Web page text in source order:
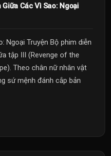
Các Vì Sao: Ngoại
Ngoại Truyện Bộ phim diễn
tập III (Revenge of the
Theo chân nữ nhân vật
sứ mệnh đánh cắp bản